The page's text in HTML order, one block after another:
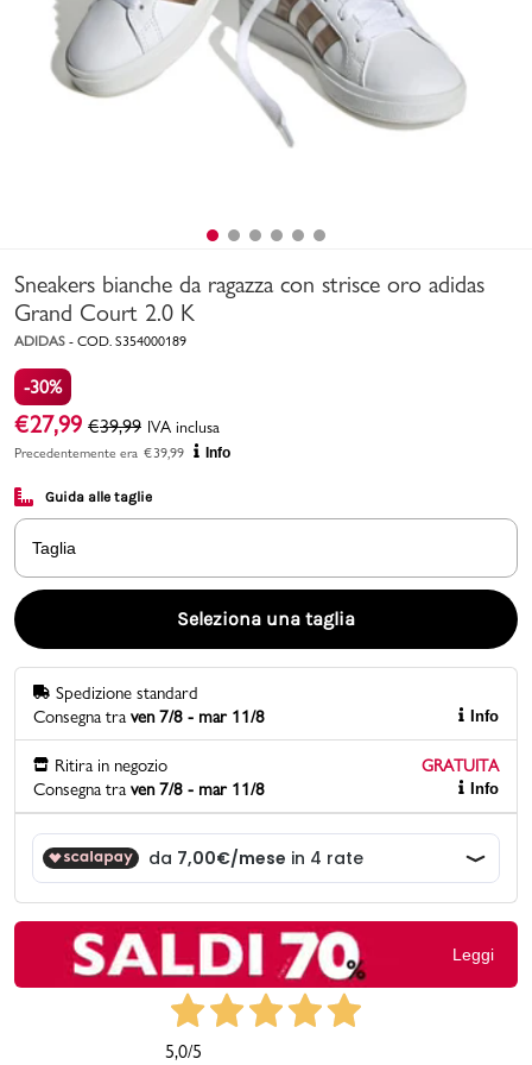
Uomo Bambino
Marchi
Promo & News
contatti
Gift card
Sneakers bianche da ragazza con strisce oro adidas
Grand Court 2.0 K
ADIDAS - COD. S354000189
-30%
€27,99 €39,99 IVA inclusa
Precedentemente era €39,99 Info
Guida alle taglie
Taglia
Seleziona una taglia
Spedizione standard
Consegna tra ven 7/8 - mar 11/8 Info
Ritira in negozio
GRATUITA
Consegna tra ven 7/8 - mar 11/8 Info
Leggi
5,0/5